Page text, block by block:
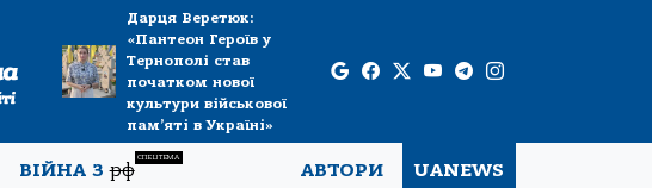
Дарця Веретюк:
«Пантеон Героїв у
Тернополі став
початком нової
культури військової
пам’яті в Україні»
ВІЙНА Зрф
СПЕЦТЕМА
АВТОРИ UANEWS